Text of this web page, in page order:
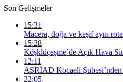
Son Gelişmeler
15:31
Macera, doğa ve keşif aynı
15:28
Köşklüçeşme’de Açık Hava
12:11
ASRİAD Kocaeli
22:05